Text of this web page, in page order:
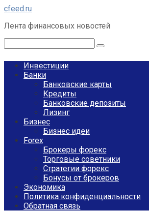
Перейти
контенту
cfeed.ru
Лента финансовых новостей
Инвестиции
Банки
Банковские карты
Кредиты
Банковские депозиты
Лизинг
Бизнес
Бизнес идеи
Forex
Брокеры форекс
Торговые советники
Стратегии форекс
Бонусы от брокеров
Экономика
Политика конфиденциальности
Обратная связь